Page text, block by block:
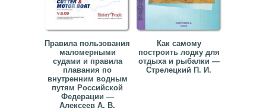
Правила пользования
маломерными
судами и правила
плавания по
внутренним водным
путям Российской
Федерации —
Алексеев А. В.
Как самому
построить лодку для
отдыха и рыбалки —
Стрелецкий П. И.